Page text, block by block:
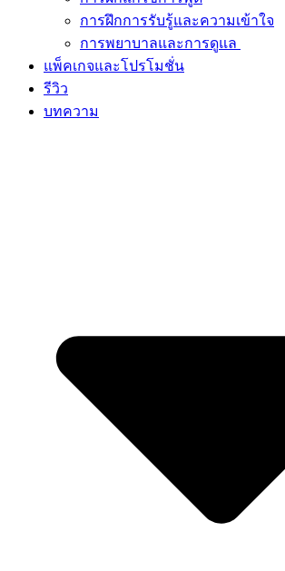
การฝึกการรับรู้และความเข้าใจ
การพยาบาลและการดูแล
แพ็คเกจและโปรโมชั่น
รีวิว
บทความ